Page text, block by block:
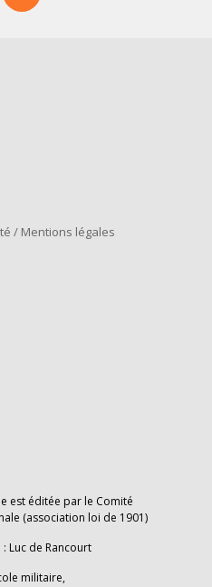
/ Mentions légales
est éditée par le Comité
(association loi de 1901)
Luc de Rancourt
militaire,